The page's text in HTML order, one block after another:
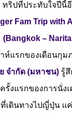
ทริปที่ประทับใจปีนี้
Fam Trip with
(Bangkok –
แรกของเดือนกุม
จำกัด (มหาชน) รู้สึ
รั้งแรกของการนั่ง
ที่เดินทางไปญี่ปุ่น